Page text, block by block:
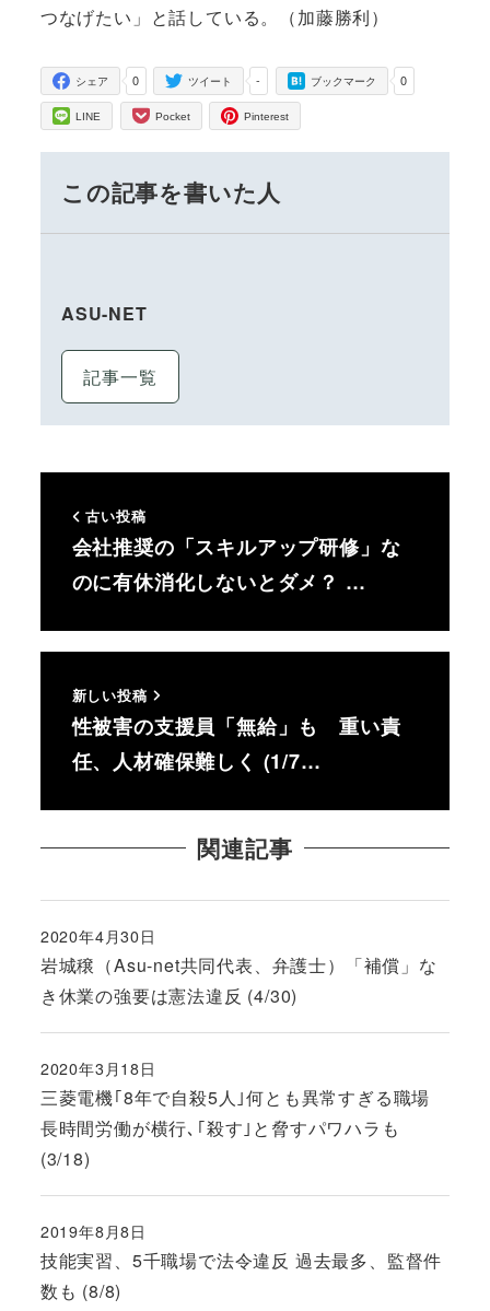
つなげたい」と話している。（加藤勝利）
0
シェア -
ツイート 0
ブックマーク
LINE Pocket Pinterest
この記事を書いた人
ASU-NET
記事一覧
古い投稿
会社推奨の「スキルアップ研修」な
のに有休消化しないとダメ？ …
新しい投稿
性被害の支援員「無給」も 重い責
任、人材確保難しく (1/7…
関連記事
岩城穣（Asu-net共同代表、弁護士）「補償」な
き休業の強要は憲法違反 (4/30)
投稿日
2020年4月30日
三菱電機｢8年で自殺5人｣何とも異常すぎる職場
長時間労働が横行､｢殺す｣と脅すパワハラも
(3/18)
投稿日
2020年3月18日
技能実習、5千職場で法令違反 過去最多、監督件
数も (8/8)
投稿日
2019年8月8日